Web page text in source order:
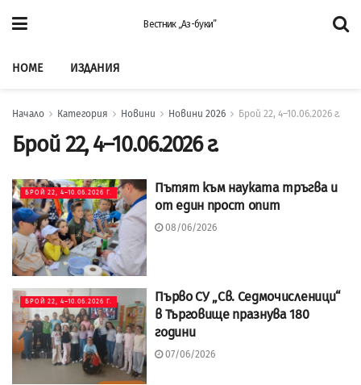
Вестник „Аз-буки”
HOME ИЗДАНИЯ
Начало Категория Новини Новини 2026 Брой 22, 4–10.06.2026 г.
Брой 22, 4–10.06.2026 г.
БРОЙ 22, 4–10.06.2026 Г.
Пътят към науката тръгва и
от един прост опит
08/06/2026
БРОЙ 22, 4–10.06.2026 Г.
Първо СУ „Св. Седмочисленици“
в Търговище празнува 180
години
07/06/2026